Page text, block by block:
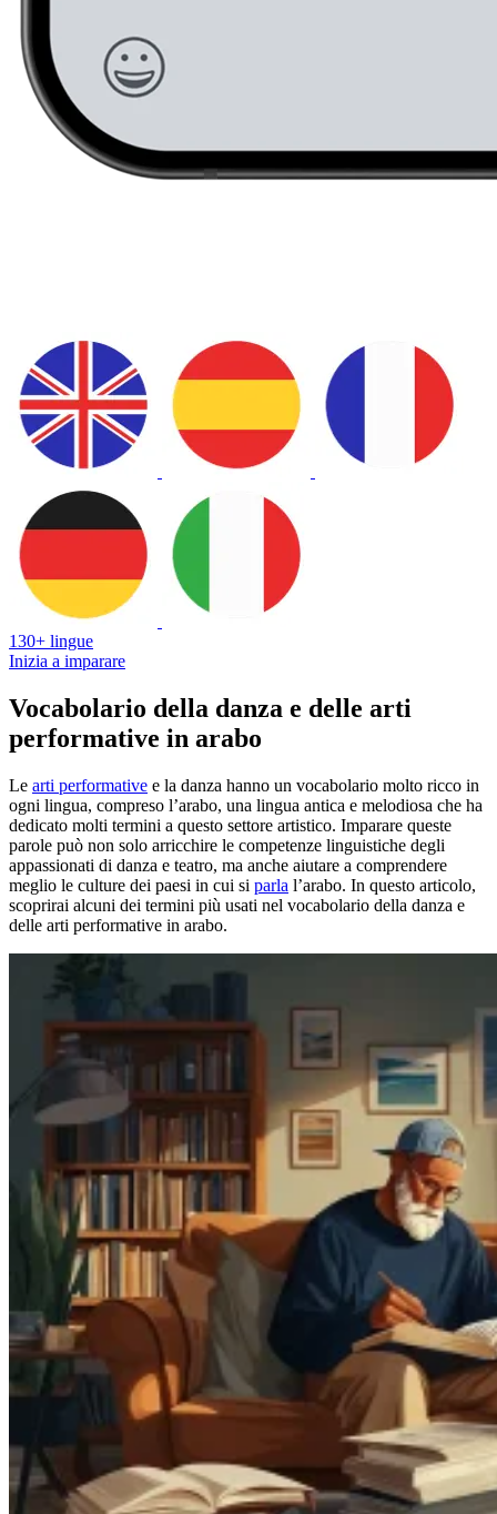
130+ lingue
Inizia a imparare
Vocabolario della danza e delle arti
performative in arabo
Le arti performative e la danza hanno un vocabolario molto ricco in
ogni lingua, compreso l’arabo, una lingua antica e melodiosa che ha
dedicato molti termini a questo settore artistico. Imparare queste
parole può non solo arricchire le competenze linguistiche degli
appassionati di danza e teatro, ma anche aiutare a comprendere
meglio le culture dei paesi in cui si parla l’arabo. In questo articolo,
scoprirai alcuni dei termini più usati nel vocabolario della danza e
delle arti performative in arabo.